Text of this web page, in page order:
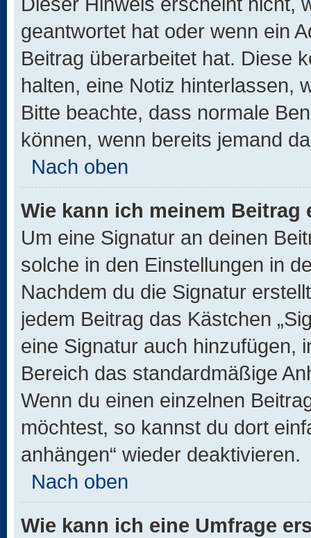
geantwortet hat oder wenn ein
Beitrag überarbeitet hat. Diese
halten, eine Notiz hinterlassen,
Bitte beachte, dass normale
können, wenn bereits jemand
Nach oben
Wie kann ich meinem
Um eine Signatur an deinen
solche in den Einstellungen in
Nachdem du die Signatur
jedem Beitrag das Kästchen
eine Signatur auch hinzufügen,
Bereich das standardmäßige
Wenn du einen einzelnen
möchtest, so kannst du dort
anhängen“ wieder deaktivieren.
Nach oben
Wie kann ich eine Umfrage